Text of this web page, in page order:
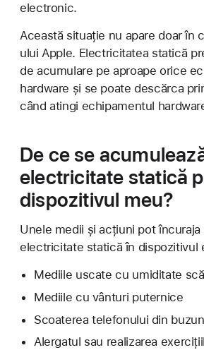
electronic.
Această situație nu apare doar în
ului Apple. Electricitatea statică
de acumulare pe aproape orice
hardware și se poate descărca
când atingi echipamentul
De ce se
electricitate statică
dispozitivul meu?
Unele medii și acțiuni pot încuraja
electricitate statică în dispozitivul
Mediile uscate cu umiditate
Mediile cu vânturi puternice
Scoaterea telefonului din
Alergatul sau realizarea